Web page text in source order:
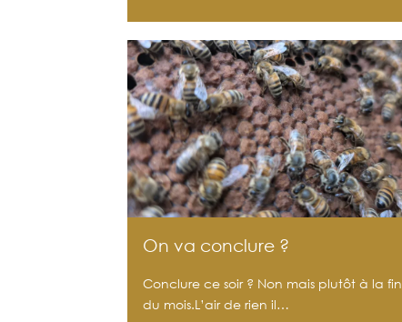
On va conclure ?
Conclure ce soir ? Non mais plutôt à la fin
du mois.L’air de rien il…